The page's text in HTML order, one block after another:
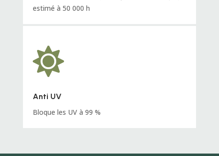
estimé à 50 000 h

Anti UV
Bloque les UV à 99 %